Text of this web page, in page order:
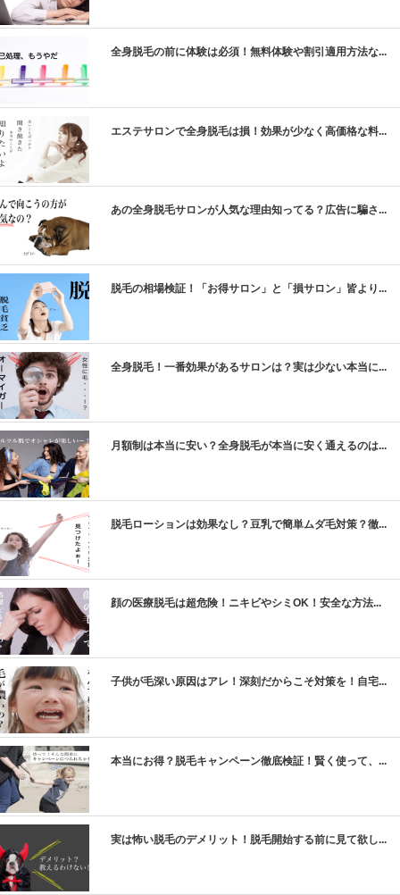
全身脱毛の前に体験は必須！無料体験や割引適用方法な...
エステサロンで全身脱毛は損！効果が少なく高価格な料...
あの全身脱毛サロンが人気な理由知ってる？広告に騙さ...
脱毛の相場検証！「お得サロン」と「損サロン」皆より...
全身脱毛！一番効果があるサロンは？実は少ない本当に...
月額制は本当に安い？全身脱毛が本当に安く通えるのは...
脱毛ローションは効果なし？豆乳で簡単ムダ毛対策？徹...
顔の医療脱毛は超危険！ニキビやシミOK！安全な方法...
子供が毛深い原因はアレ！深刻だからこそ対策を！自宅...
本当にお得？脱毛キャンペーン徹底検証！賢く使って、...
実は怖い脱毛のデメリット！脱毛開始する前に見て欲し...